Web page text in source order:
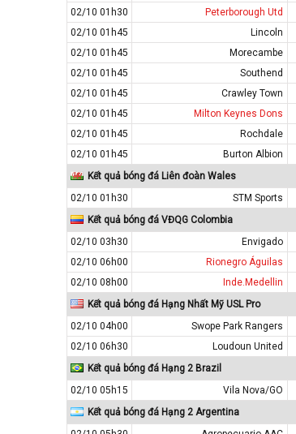
02/10 01h30
Peterborough Utd
02/10 01h45
Lincoln
02/10 01h45
Morecambe
02/10 01h45
Southend
02/10 01h45
Crawley Town
02/10 01h45
Milton Keynes Dons
02/10 01h45
Rochdale
02/10 01h45
Burton Albion
Kết quả bóng đá Liên đoàn Wales
02/10 01h30
STM Sports
Kết quả bóng đá VĐQG Colombia
02/10 03h30
Envigado
02/10 06h00
Rionegro Águilas
02/10 08h00
Inde.Medellin
Kết quả bóng đá Hạng Nhất Mỹ USL Pro
02/10 04h00
Swope Park Rangers
02/10 06h30
Loudoun United
Kết quả bóng đá Hạng 2 Brazil
02/10 05h15
Vila Nova/GO
Kết quả bóng đá Hạng 2 Argentina